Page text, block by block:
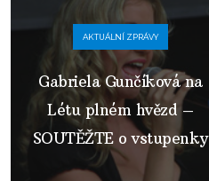
AKTUÁLNÍ ZPRÁVY
Gabriela Gunčíková na
Létu plném hvězd –
SOUTĚŽTE o vstupenky